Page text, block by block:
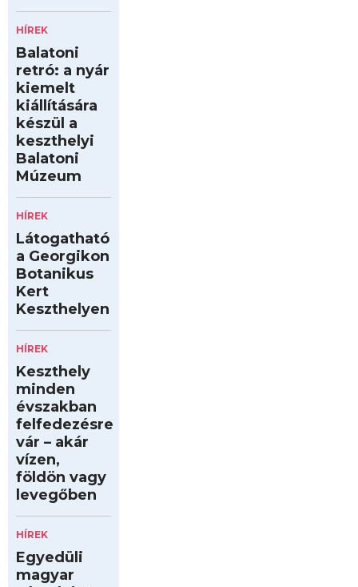
HÍREK
Balatoni
retró: a nyár
kiemelt
kiállítására
készül a
keszthelyi
Balatoni
Múzeum
HÍREK
Látogatható
a Georgikon
Botanikus
Kert
Keszthelyen
HÍREK
Keszthely
minden
évszakban
felfedezésre
vár – akár
vízen,
földön vagy
levegőben
HÍREK
Egyedüli
magyar